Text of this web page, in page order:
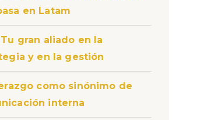
en Latam
Tu gran aliado en la
y en la gestión
como sinónimo de
interna